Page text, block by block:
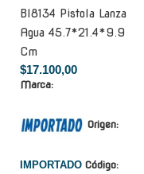
Bl8134 Pistola Lanza
Agua 45.7*21.4*9.9
Cm
$17.100,00
Marca:
Origen:
IMPORTADO Código: